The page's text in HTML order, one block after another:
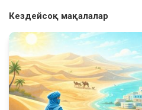
Кездейсоқ мақалалар